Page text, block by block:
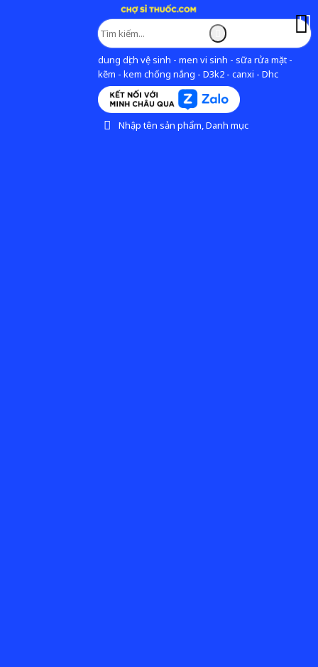
dung dịch vệ sinh - men vi sinh - sữa rửa mặt -
kẽm - kem chống nắng - D3k2 - canxi - Dhc
Nhập tên sản phẩm, Danh mục